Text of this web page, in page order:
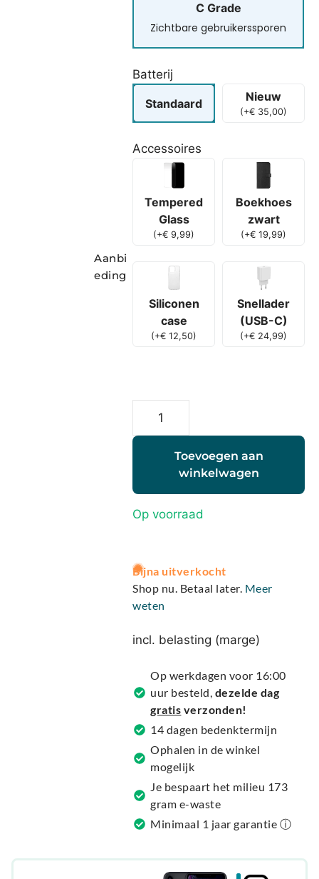
Aanbi
eding
C Grade
Zichtbare gebruikerssporen
Batterij
Standaard Nieuw
(+€ 35,00)
Accessoires
Tempered
Glass
(+€ 9,99)
Boekhoes
zwart
(+€ 19,99)
Siliconen
case
(+€ 12,50)
Snellader
(USB-C)
(+€ 24,99)
Toevoegen aan
winkelwagen
Op voorraad
A
l
t
e
r
t
v
e
:
Bijna uitverkocht
Shop nu. Betaal later. Meer
weten
incl. belasting (marge)
Op werkdagen voor 16:00
uur besteld, dezelde dag
gratis verzonden!
14 dagen bedenktermijn
Ophalen in de winkel
mogelijk
Je bespaart het milieu 173
gram e-waste
Minimaal 1 jaar garantie ⓘ